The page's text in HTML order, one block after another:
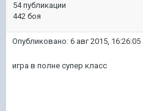
54 публикации
442 боя
Опубликовано: 6 авг 2015, 16:26:05
игра в полне супер класс